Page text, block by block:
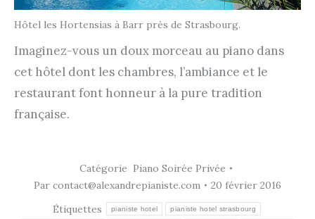
Hôtel les Hortensias à Barr près de Strasbourg.
Imaginez-vous un doux morceau au piano dans
cet hôtel dont les chambres, l’ambiance et le
restaurant font honneur à la pure tradition
française.
Catégorie Piano Soirée Privée
Par contact@alexandrepianiste.com
20 février 2016
Étiquettes
pianiste hotel pianiste hotel strasbourg